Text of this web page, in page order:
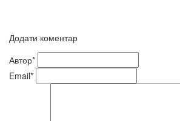
Додати коментар
Автор*
Email*